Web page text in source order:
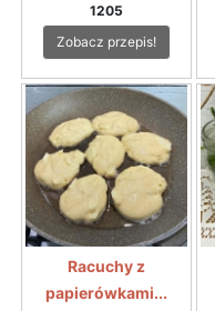
1205
Zobacz przepis!
Racuchy z
papierówkami...